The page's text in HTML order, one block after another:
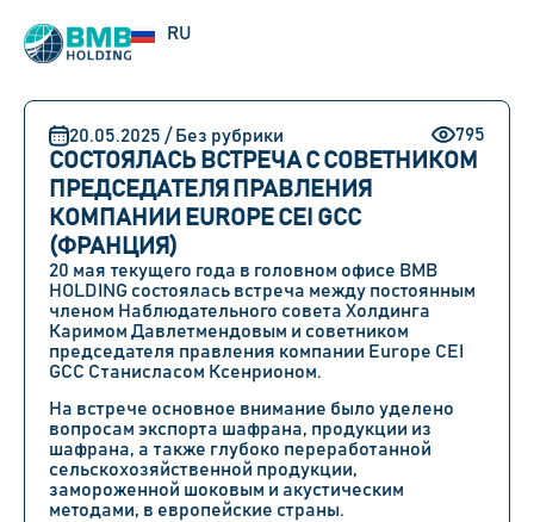
RU
EN
20.05.2025 / Без рубрики 795
СОСТОЯЛАСЬ ВСТРЕЧА С СОВЕТНИКОМ
ПРЕДСЕДАТЕЛЯ ПРАВЛЕНИЯ
КОМПАНИИ EUROPE CEI GCC
(ФРАНЦИЯ)
20 мая текущего года в головном офисе BMB
HOLDING состоялась встреча между постоянным
членом Наблюдательного совета Холдинга
Каримом Давлетмендовым и советником
председателя правления компании Europe CEI
GCC Станисласом Ксенрионом.
На встрече основное внимание было уделено
вопросам экспорта шафрана, продукции из
шафрана, а также глубоко переработанной
сельскохозяйственной продукции,
замороженной шоковым и акустическим
методами, в европейские страны.